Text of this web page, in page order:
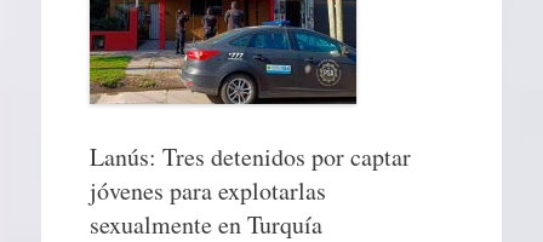
Lanús: Tres detenidos por captar
jóvenes para explotarlas
sexualmente en Turquía